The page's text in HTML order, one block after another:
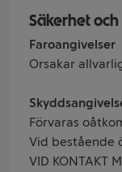
Säkerhet
Faroangivelser
Orsakar
Förvaras
Vid bestående
VID KONTAKT